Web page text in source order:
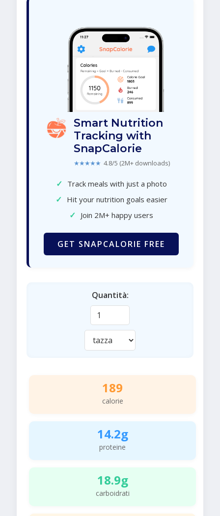
Smart Nutrition
Tracking with
SnapCalorie
★★★★★ 4.8/5 (2M+ downloads)
✓ Track meals with just a photo
✓ Hit your nutrition goals easier
✓ Join 2M+ happy users
GET SNAPCALORIE FREE
Quantità:
189
calorie
14.2g
proteine
18.9g
carboidrati